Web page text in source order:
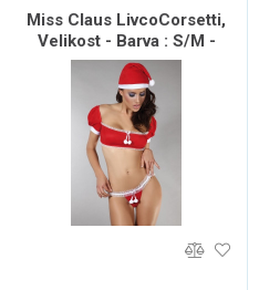
Miss Claus LivcoCorsetti,
Velikost - Barva : S/M -
Červeno-Bílá